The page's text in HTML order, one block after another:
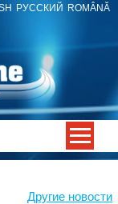
РУССКИЙ ROMÂNĂ
Другие новости